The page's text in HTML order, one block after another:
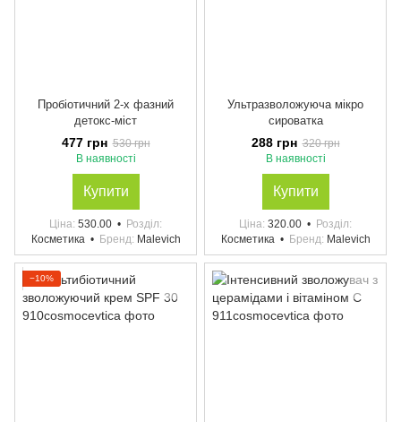
Пробіотичний 2-х фазний
детокс-міст
477 грн 530 грн
В наявності
Купити
Ціна 530.00
Розділ
Косметика
Бренд Malevich
Ультразволожуюча мікро
сироватка
288 грн 320 грн
В наявності
Купити
Ціна 320.00
Розділ
Косметика
Бренд Malevich
−10%